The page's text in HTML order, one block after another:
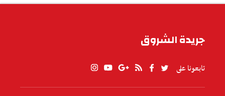
جريدة الشروق
تابعونا على